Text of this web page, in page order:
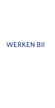
WERKEN BIJ